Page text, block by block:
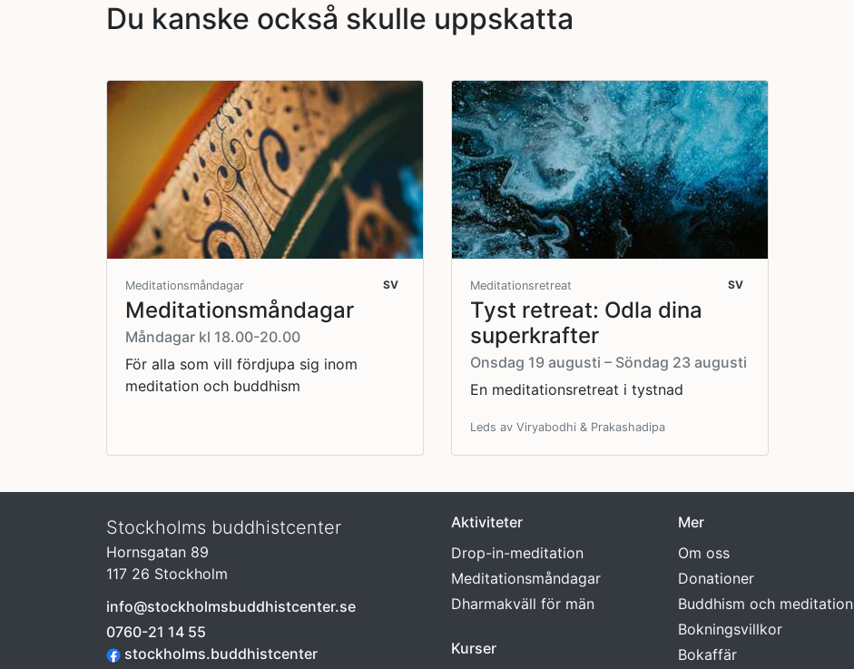
Du kanske också skulle uppskatta
SV
Meditationsmåndagar
Meditationsmåndagar
Måndagar kl 18.00-20.00
För alla som vill fördjupa sig inom
meditation och buddhism
SV
Meditationsretreat
Tyst retreat: Odla dina
superkrafter
Onsdag 19 augusti – Söndag 23 augusti
En meditationsretreat i tystnad
Leds av Viryabodhi & Prakashadipa
Stockholms buddhistcenter
Hornsgatan 89
117 26 Stockholm
info@stockholmsbuddhistcenter.se
0760-21 14 55
stockholms.buddhistcenter
Aktiviteter
Drop-in-meditation
Meditationsmåndagar
Dharmakväll för män
Kurser
Mer
Om oss
Donationer
Buddhism och meditation
Bokningsvillkor
Bokaffär